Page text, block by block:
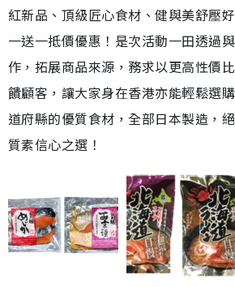
紅新品、頂級匠心食材、健與美舒壓
一送一抵價優惠！是次活動一田透過
作，拓展商品來源，務求以更高性價
饋顧客，讓大家身在香港亦能輕鬆選
道府縣的優質食材，全部日本製造，
質素信心之選！